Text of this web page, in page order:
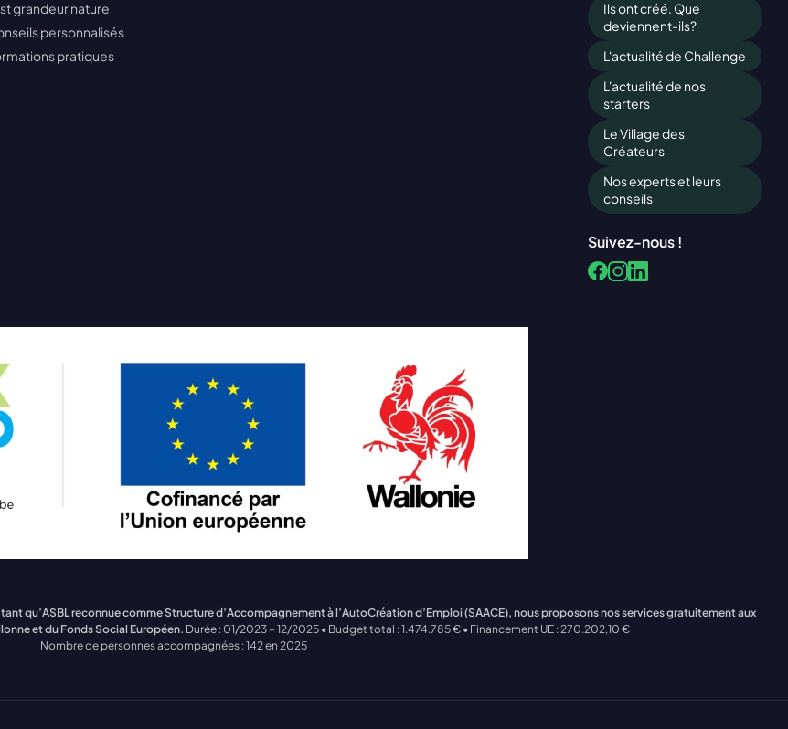
grandeur nature
personnalisés
pratiques
Ils ont créé. Que
deviennent-ils?
L'actualité de Challenge
L'actualité de nos
starters
Le Village des
Créateurs
Nos experts et leurs
conseils
Suivez-nous !
qu’ASBL reconnue comme Structure d’Accompagnement à l’AutoCréation d’Emploi (SAACE), nous proposons nos services gratuitement aux
et du Fonds Social Européen. Durée : 01/2023 – 12/2025 • Budget total : 1.474.785 € • Financement UE : 270.202,10 €
Nombre de personnes accompagnées : 142 en 2025